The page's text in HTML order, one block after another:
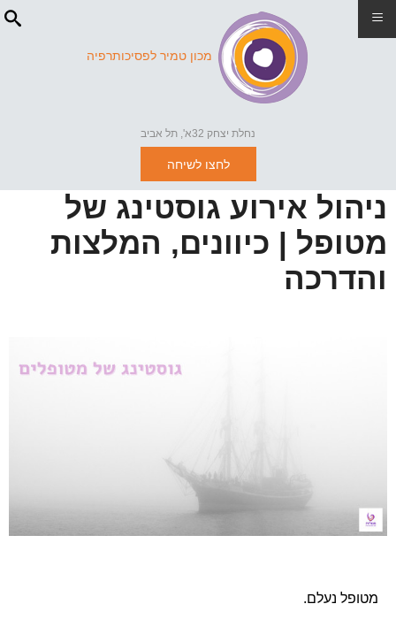
מכון טמיר לפסיכותרפיה
נחלת יצחק 32א', תל אביב
לחצו לשיחה
ניהול אירוע גוסטינג של
מטופל | כיוונים, המלצות
והדרכה
מטופל נעלם.
≡